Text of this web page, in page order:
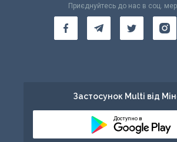
Приєднуйтесь до нас в соц.
Застосунок Multi від
Доступно в